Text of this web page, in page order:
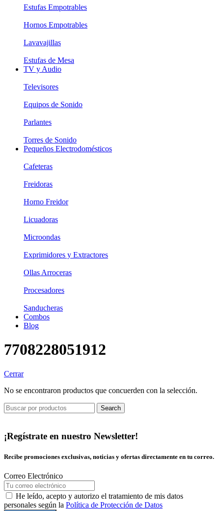
Estufas Empotrables
Hornos Empotrables
Lavavajillas
Estufas de Mesa
TV y Audio
Televisores
Equipos de Sonido
Parlantes
Torres de Sonido
Pequeños Electrodomésticos
Cafeteras
Freidoras
Horno Freidor
Licuadoras
Microondas
Exprimidores y Extractores
Ollas Arroceras
Procesadores
Sanducheras
Combos
Blog
7708228051912
Cerrar
No se encontraron productos que concuerden con la selección.
Search
¡Regístrate en nuestro Newsletter!
Recibe promociones exclusivas, noticias y ofertas directamente en tu correo.
Correo Electrónico
He leído, acepto y autorizo el tratamiento de mis datos
personales según la Política de Protección de Datos